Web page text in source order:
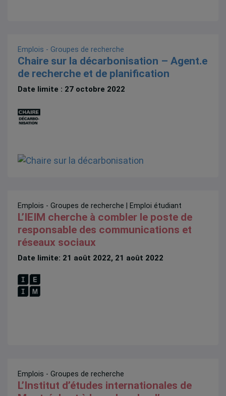
Emplois - Groupes de recherche
Chaire sur la décarbonisation – Agent.e
de recherche et de planification
Date limite : 27 octobre 2022
Emplois - Groupes de recherche | Emploi étudiant
L’IEIM cherche à combler le poste de
responsable des communications et
réseaux sociaux
Date limite: 21 août 2022, 21 août 2022
Emplois - Groupes de recherche
L’Institut d’études internationales de